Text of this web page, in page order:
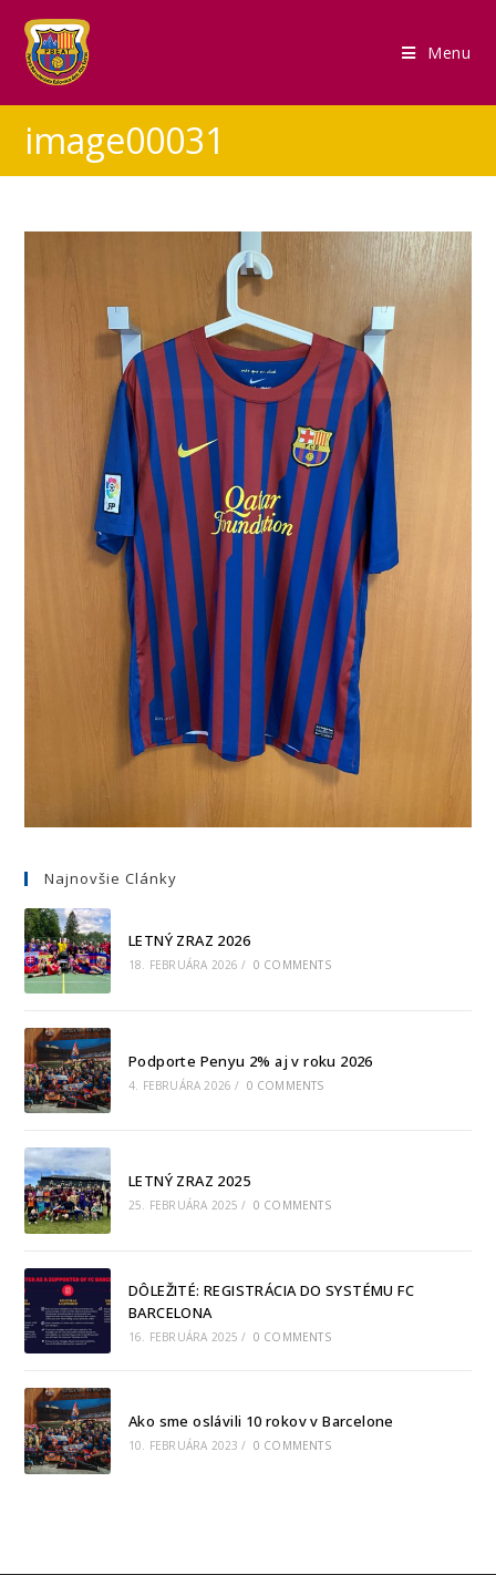
Menu
image00031
Najnovšie Clánky
LETNÝ ZRAZ 2026
18. FEBRUÁRA 2026 / 0 COMMENTS
Podporte Penyu 2% aj v roku 2026
4. FEBRUÁRA 2026 / 0 COMMENTS
LETNÝ ZRAZ 2025
25. FEBRUÁRA 2025 / 0 COMMENTS
DÔLEŽITÉ: REGISTRÁCIA DO SYSTÉMU FC
BARCELONA
16. FEBRUÁRA 2025 / 0 COMMENTS
Ako sme oslávili 10 rokov v Barcelone
10. FEBRUÁRA 2023 / 0 COMMENTS